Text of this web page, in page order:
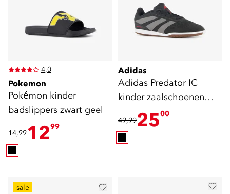
4,0
Pokemon
Pokémon kinder
badslippers zwart geel
14,991299
Adidas
Adidas Predator IC
kinder zaalschoenen
zwart
49,992500
sale